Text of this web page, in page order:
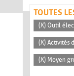
TOUTES
(X) Outil
(X) Activités
(X) Moyen